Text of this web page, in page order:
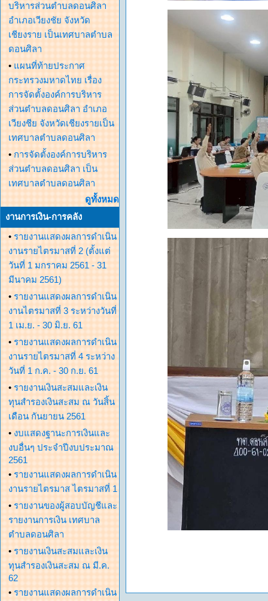
บริหารส่วนตำบลดอนศิลา
อำเภอเวียงชัย จังหวัด
เชียงราย เป็นเทศบาลตำบล
ดอนศิลา
• แผนที่ท้ายประกาศ
กระทรวงมหาดไทย เรื่อง
การจัดตั้งองค์การบริหาร
ส่วนตำบลดอนศิลา อำเภอ
เวียงชีย จังหวัดเชียงรายเป็น
เทศบาลตำบลดอนศิลา
• การจัดตั้งองค์การบริหาร
ส่วนตำบลดอนศิลา เป็น
เทศบาลตำบลดอนศิลา
ดูทั้งหมด
งานการเงิน-การคลัง
• รายงานแสดงผลการดำเนิน
งานรายไตรมาสที่ 2 (ตั้งแต่
วันที่ 1 มกราคม 2561 - 31
มีนาคม 2561)
• รายงานแสดงผลการดำเนิน
งานไตรมาสที่ 3 ระหว่างวันที่
1 เม.ย. - 30 มิ.ย. 61
• รายงานแสดงผลการดำเนิน
งานรายไตรมาสที่ 4 ระหว่าง
วันที่ 1 ก.ค. - 30 ก.ย. 61
• รายงานเงินสะสมและเงิน
ทุนสำรองเงินสะสม ณ วันสิ้น
เดือน กันยายน 2561
• งบแสดงฐานะการเงินและ
งบอื่นๆ ประจำปีงบประมาณ
2561
• รายงานแสดงผลการดำเนิน
งานรายไตรมาส ไตรมาสที่ 1
• รายงานของผู้สอบบัญชีและ
รายงานการเงิน เทศบาล
ตำบลดอนศิลา
• รายงานเงินสะสมและเงิน
ทุนสำรองเงินสะสม ณ มี.ค.
62
• รายงานแสดงผลการดำเนิน